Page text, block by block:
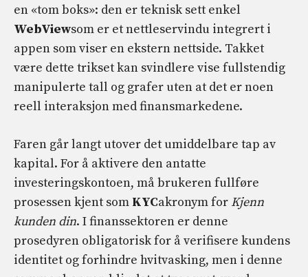
en «tom boks»: den er teknisk sett enkel
WebViewsom er et nettleservindu integrert i
appen som viser en ekstern nettside. Takket
være dette trikset kan svindlere vise fullstendig
manipulerte tall og grafer uten at det er noen
reell interaksjon med finansmarkedene.
Faren går langt utover det umiddelbare tap av
kapital. For å aktivere den antatte
investeringskontoen, må brukeren fullføre
prosessen kjent som KYCakronym for Kjenn
kunden din. I finanssektoren er denne
prosedyren obligatorisk for å verifisere kundens
identitet og forhindre hvitvasking, men i denne